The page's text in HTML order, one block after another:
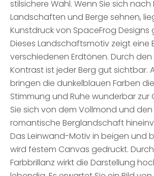
stilsichere Wahl. Wenn Sie sich nach
Landschaften und Berge sehnen,
Kunstdruck von SpaceFrog Designs
Dieses Landschaftsmotiv zeigt eine
verschiedenen Erdtönen. Durch den
Kontrast ist jeder Berg gut sichtbar.
bringen die dunkelblauen Farben
Stimmung und Ruhe wunderbar zur
Sie sich von dem Vollmond und den
romantische Berglandschaft
Das Leinwand-Motiv in beigen und
wird festem Canvas gedruckt.
Farbbrillanz wirkt die Darstellung